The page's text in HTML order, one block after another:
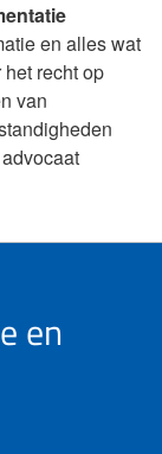
en alles wat
recht op
van
en